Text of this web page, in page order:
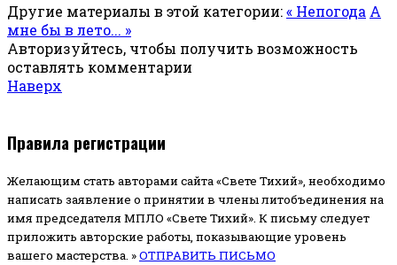
Другие материалы в этой категории:« Непогода А
мне бы в лето... »
Авторизуйтесь, чтобы получить возможность
оставлять комментарии
Наверх
Правила регистрации
Желающим стать авторами сайта «Свете Тихий», необходимо
написать заявление о принятии в члены литобъединения на
имя председателя МПЛО «Свете Тихий». К письму следует
приложить авторские работы, показывающие уровень
вашего мастерства. »ОТПРАВИТЬ ПИСЬМО